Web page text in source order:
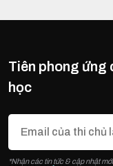
Tiên phong ứng
học
*Nhận các tin tức & cập nhật